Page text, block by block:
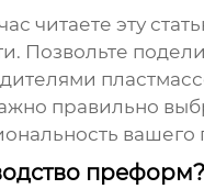
читаете эту
Позвольте
правильно
преформ?